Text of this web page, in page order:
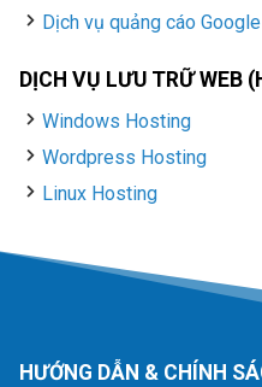
Dịch vụ quảng cáo Google
DỊCH VỤ LƯU TRỮ WEB
Windows Hosting
Wordpress Hosting
Linux Hosting
HƯỚNG DẪN & CHÍNH